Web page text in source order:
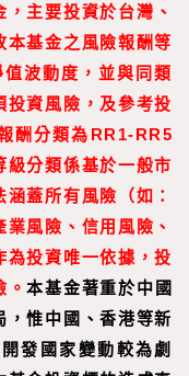
主要投資於台灣、
本基金之風險報酬等
波動度，並與同類
投資風險，及參考投
酬分類為RR1-RR5
級分類係基於一般市
蓋所有風險（如：
風險、信用風險、
為投資唯一依據，投
。本基金著重於中國
，惟中國、香港等新
發國家變動較為劇